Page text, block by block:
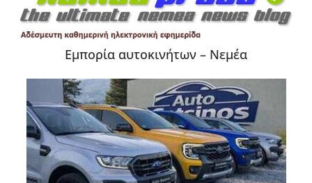
Εμπορία αυτοκινήτων – Νεμέα